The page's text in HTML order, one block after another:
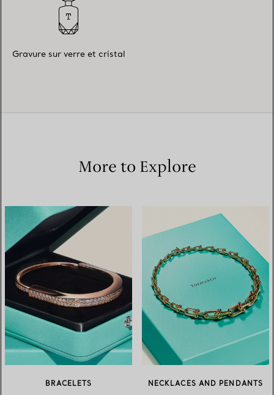
Gravure sur verre et cristal
More to Explore
BRACELETS NECKLACES AND PENDANTS